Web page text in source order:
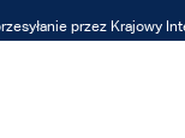
przez Krajowy